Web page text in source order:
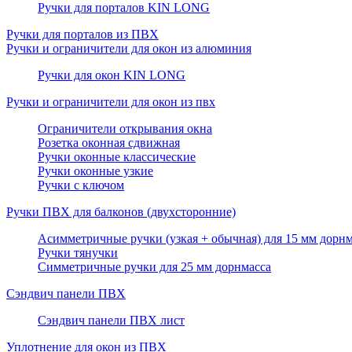
Ручки для порталов KIN LONG
Ручки для порталов из ПВХ
Ручки и ограничители для окон из алюминия
Ручки для окон KIN LONG
Ручки и ограничители для окон из пвх
Ограничители открывания окна
Розетка оконная сдвижная
Ручки оконные классические
Ручки оконные узкие
Ручки с ключом
Ручки ПВХ для балконов (двухсторонние)
Асимметричные ручки (узкая + обычная) для 15 мм
Ручки тянучки
Симметричные ручки для 25 мм дорнмасса
Сэндвич панели ПВХ
Сэндвич панели ПВХ лист
Уплотнение для окон из ПВХ